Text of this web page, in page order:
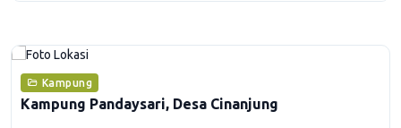
Kampung
Kampung Pandaysari, Desa Cinanjung